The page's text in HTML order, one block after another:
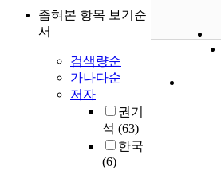
좁혀본 항목 보기순
서
검색량순
가나다순
저자
권기
석 (63)
한국
(6)